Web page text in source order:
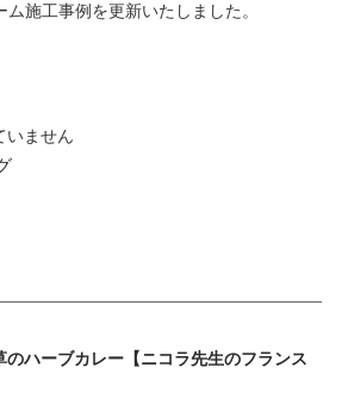
ム施工事例を更新いたしました。
いません
のハーブカレー【ニコラ先生のフランス